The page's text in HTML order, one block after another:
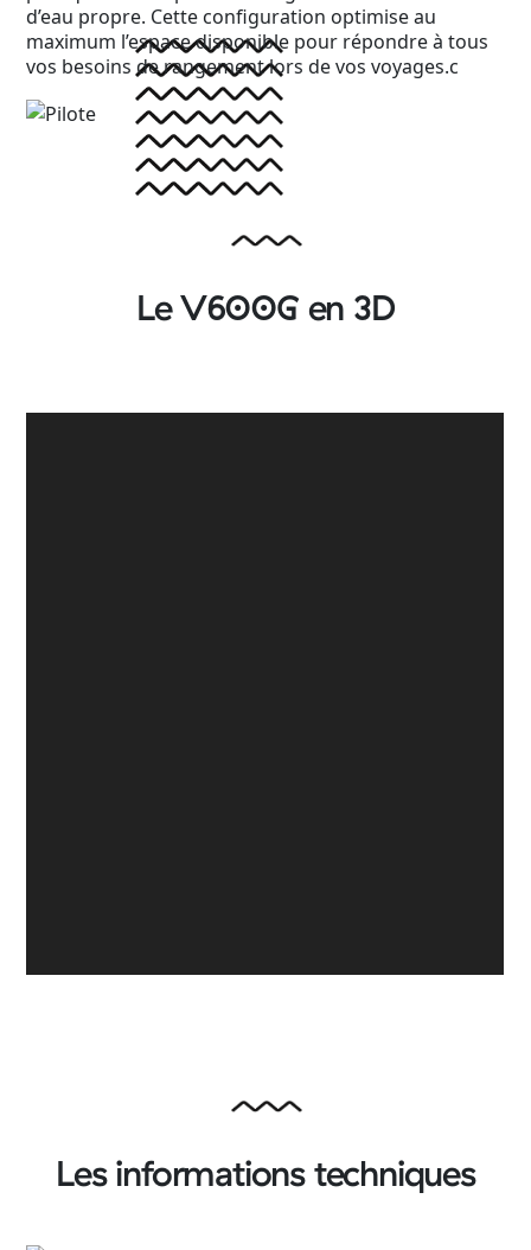
d’eau propre. Cette configuration optimise au
maximum l’espace disponible pour répondre à tous
vos besoins de rangement lors de vos voyages.c
Le V600G en 3D
Les informations techniques